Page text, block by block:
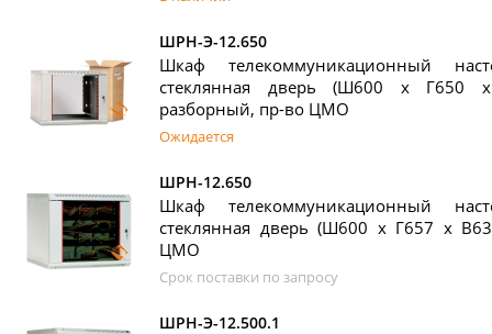
ШРН-Э-12.650
Шкаф телекоммуникационный
стеклянная дверь (Ш600 х Г650
разборный, пр-во ЦМО
Ожидается
ШРН-12.650
Шкаф телекоммуникационный
стеклянная дверь (Ш600 х Г657 х
ЦМО
Срок поставки по запросу
ШРН-Э-12.500.1